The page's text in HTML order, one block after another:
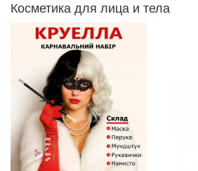
Косметика для лица и тела